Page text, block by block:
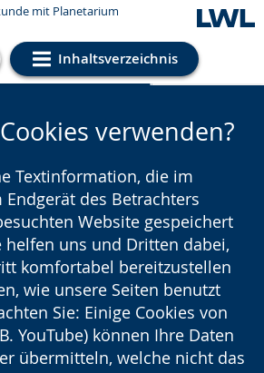
mit Planetarium
Inhaltsverzeichnis
Einstellungen
verwenden?
Textinformation, die im
des Betrachters
Website gespeichert
helfen uns und Dritten dabei,
komfortabel bereitzustellen
wie unsere Seiten benutzt
Sie: Einige Cookies von
YouTube) können Ihre Daten
übermitteln, welche nicht das